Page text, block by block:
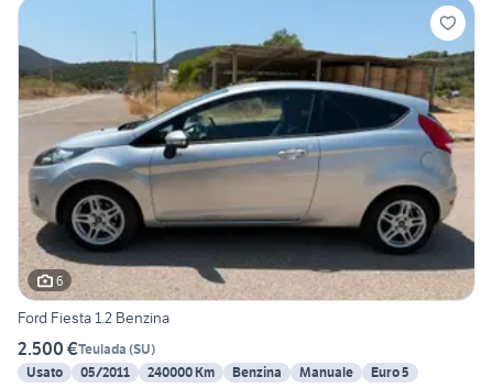
6
Ford Fiesta 1.2 Benzina
2.500 €Teulada (SU)
Usato
05/2011 240000 Km Benzina Manuale Euro 5